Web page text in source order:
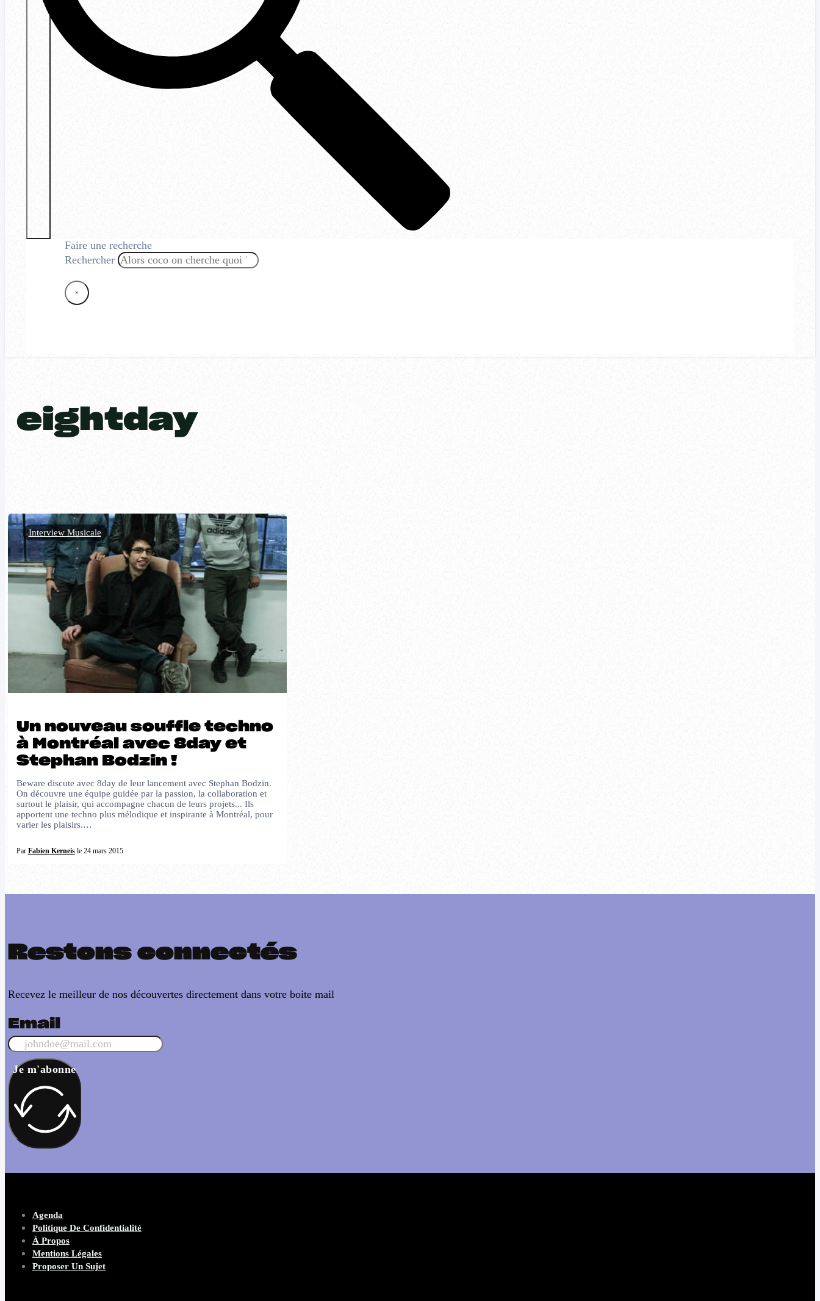
Faire une recherche
Rechercher
×
eightday
Un nouveau souffle techno
à Montréal avec 8day et
Stephan Bodzin !
Beware discute avec 8day de leur lancement avec Stephan Bodzin.
On découvre une équipe guidée par la passion, la collaboration et
surtout le plaisir, qui accompagne chacun de leurs projets... Ils
apportent une techno plus mélodique et inspirante à Montréal, pour
varier les plaisirs.…
Par Fabien Kerneisle 24 mars 2015
Interview Musicale
Restons connectés
Recevez le meilleur de nos découvertes directement dans votre boite mail
Email
Je m'abonne
Agenda
Politique De Confidentialité
À Propos
Mentions Légales
Proposer Un Sujet